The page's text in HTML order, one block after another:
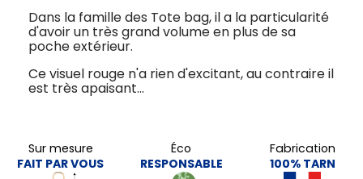
Dans la famille des Tote bag, il a la particularité
d'avoir un très grand volume en plus de sa
poche extérieur.
Ce visuel rouge n'a rien d'excitant, au contraire il
est très apaisant...
Sur mesure
FAIT PAR VOUS
Éco
RESPONSABLE
Fabrication
100% TARN